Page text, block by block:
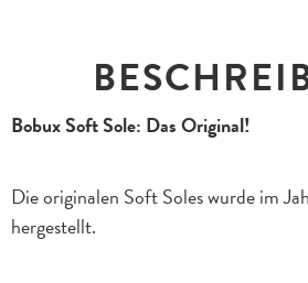
Bobux Soft Sole: Das Original!
Die originalen Soft Soles wurde im
hergestellt.